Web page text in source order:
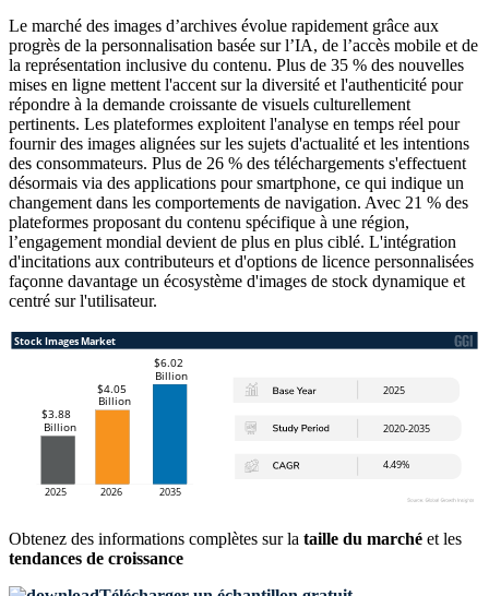
Le marché des images d’archives évolue rapidement grâce aux
progrès de la personnalisation basée sur l’IA, de l’accès mobile et de
la représentation inclusive du contenu. Plus de 35 % des nouvelles
mises en ligne mettent l'accent sur la diversité et l'authenticité pour
répondre à la demande croissante de visuels culturellement
pertinents. Les plateformes exploitent l'analyse en temps réel pour
fournir des images alignées sur les sujets d'actualité et les intentions
des consommateurs. Plus de 26 % des téléchargements s'effectuent
désormais via des applications pour smartphone, ce qui indique un
changement dans les comportements de navigation. Avec 21 % des
plateformes proposant du contenu spécifique à une région,
l’engagement mondial devient de plus en plus ciblé. L'intégration
d'incitations aux contributeurs et d'options de licence personnalisées
façonne davantage un écosystème d'images de stock dynamique et
centré sur l'utilisateur.
Obtenez des informations complètes sur la taille du marché et les
tendances de croissance